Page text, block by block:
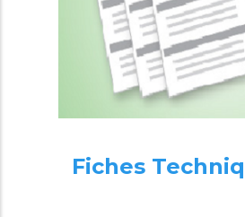
Fiches